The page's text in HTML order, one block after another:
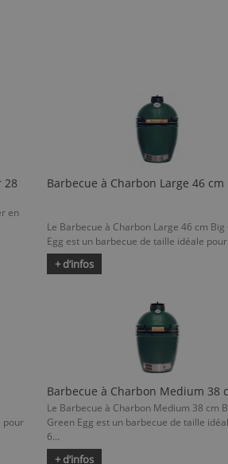
28
en
Barbecue à Charbon Large 46 cm
Le Barbecue à Charbon Large 46 cm Big
Egg est un barbecue de taille idéale pour
+ d’infos
pour
Barbecue à Charbon Medium 38
Le Barbecue à Charbon Medium 38 cm
Green Egg est un barbecue de taille
6...
+ d’infos